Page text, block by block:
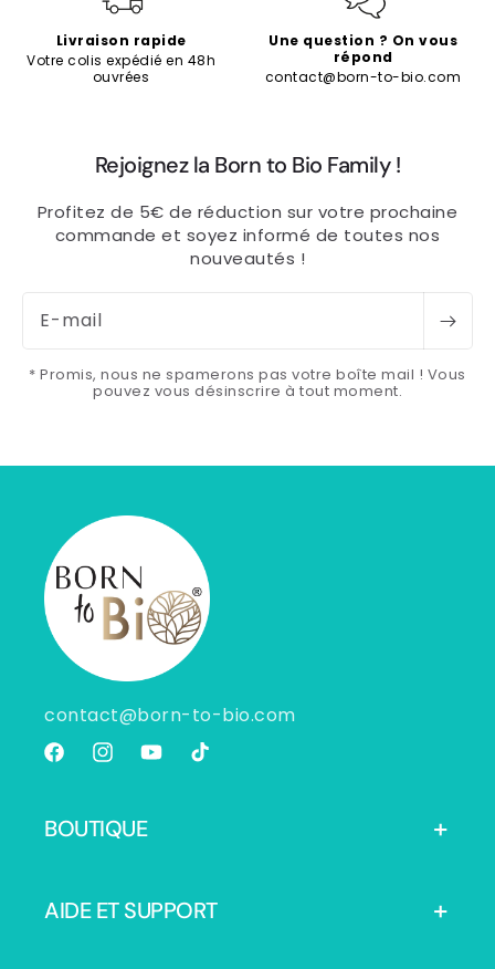
Livraison rapide
Votre colis expédié en 48h
ouvrées
Une question ? On vous
répond
contact@born-to-bio.com
Rejoignez la Born to Bio Family !
Profitez de 5€ de réduction sur votre prochaine
commande et soyez informé de toutes nos
nouveautés !
E-mail
* Promis, nous ne spamerons pas votre boîte mail ! Vous
pouvez vous désinscrire à tout moment.
contact@born-to-bio.com
FacebookInstagramYouTubeTikTok
BOUTIQUE
AIDE ET SUPPORT